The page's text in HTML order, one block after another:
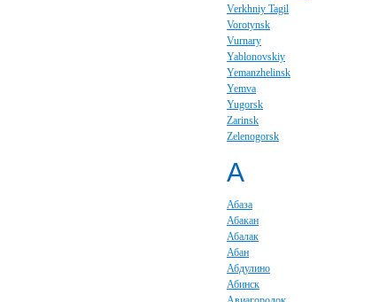
Verkhniy Tagil
Vorotynsk
Vurnary
Yablonovskiy
Yemanzhelinsk
Yemva
Yugorsk
Zarinsk
Zelenogorsk
А
Абаза
Абакан
Абалак
Абан
Абдулино
Абинск